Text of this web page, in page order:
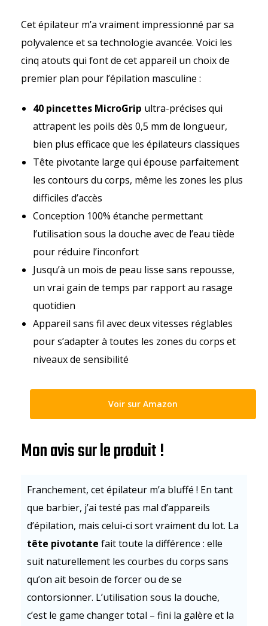
Cet épilateur m’a vraiment impressionné par sa
polyvalence et sa technologie avancée. Voici les
cinq atouts qui font de cet appareil un choix de
premier plan pour l’épilation masculine :
40 pincettes MicroGrip ultra-précises qui
attrapent les poils dès 0,5 mm de longueur,
bien plus efficace que les épilateurs classiques
Tête pivotante large qui épouse parfaitement
les contours du corps, même les zones les plus
difficiles d’accès
Conception 100% étanche permettant
l’utilisation sous la douche avec de l’eau tiède
pour réduire l’inconfort
Jusqu’à un mois de peau lisse sans repousse,
un vrai gain de temps par rapport au rasage
quotidien
Appareil sans fil avec deux vitesses réglables
pour s’adapter à toutes les zones du corps et
niveaux de sensibilité
Voir sur Amazon
Mon avis sur le produit !
Franchement, cet épilateur m’a bluffé ! En tant
que barbier, j’ai testé pas mal d’appareils
d’épilation, mais celui-ci sort vraiment du lot. La
tête pivotante fait toute la différence : elle
suit naturellement les courbes du corps sans
qu’on ait besoin de forcer ou de se
contorsionner. L’utilisation sous la douche,
c’est le game changer total – fini la galère et la